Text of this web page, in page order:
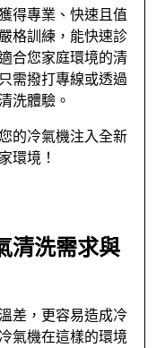
得專業、快速且值
格訓練，能快速診
合您家庭環境的清
需撥打專線或透過
洗體驗。
的冷氣機注入全新
環境！
清洗需求與
差，更容易造成冷
氣機在這樣的環境